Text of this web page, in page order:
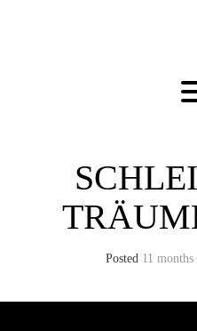
Posted 11 months